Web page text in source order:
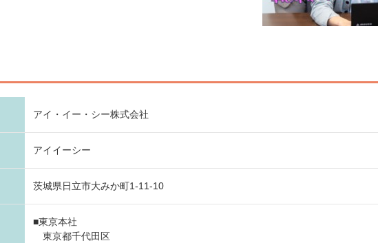
アイ・イー・シー株式会社
アイイーシー
茨城県日立市大みか町1-11-10
■東京本社
東京都千代田区